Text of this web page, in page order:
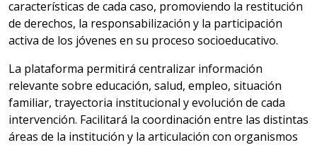
características de cada caso, promoviendo la restitución
de derechos, la responsabilización y la participación
activa de los jóvenes en su proceso socioeducativo.
La plataforma permitirá centralizar información
relevante sobre educación, salud, empleo, situación
familiar, trayectoria institucional y evolución de cada
intervención. Facilitará la coordinación entre las distintas
áreas de la institución y la articulación con organismos